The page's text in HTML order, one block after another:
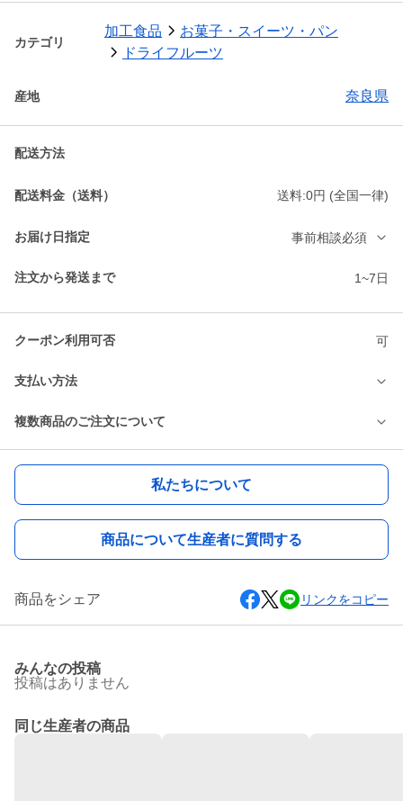
カテゴリ
加工食品
お菓子・スイーツ・パン
ドライフルーツ
産地 奈良県
配送方法
配送料金（送料） 送料:0円 (全国一律)
お届け日指定 事前相談必須
注文から発送まで 1~7日
クーポン利用可否 可
支払い方法
複数商品のご注文について
私たちについて
商品について生産者に質問する
商品をシェア リンクをコピー
みんなの投稿
投稿はありません
同じ生産者の商品